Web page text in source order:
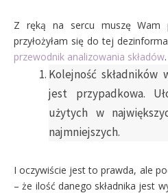
Z ręką na sercu muszę Wam
przyłożyłam się do tej
przewodnik analizowania składów
Kolejność składników
jest przypadkowa.
użytych w
najmniejszych.
I oczywiście jest to prawda, ale
– że ilość danego składnika jest